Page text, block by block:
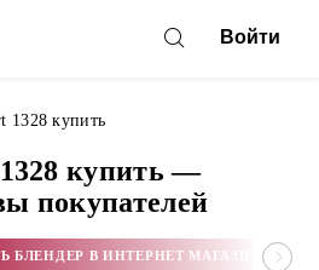
Войти
1328 купить
купить —
покупателей